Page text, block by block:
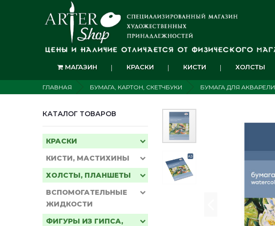
МАГАЗИН КРАСКИ КИСТИ ХОЛСТЫ
ГЛАВНАЯ БУМАГА, КАРТОН, СКЕТЧБУКИ БУМАГА ДЛЯ АКВАРЕЛИ
КАТАЛОГ ТОВАРОВ
КРАСКИ
КИСТИ, МАСТИХИНЫ
ХОЛСТЫ, ПЛАНШЕТЫ
ВСПОМОГАТЕЛЬНЫЕ
ЖИДКОСТИ
ФИГУРЫ ИЗ ГИПСА,